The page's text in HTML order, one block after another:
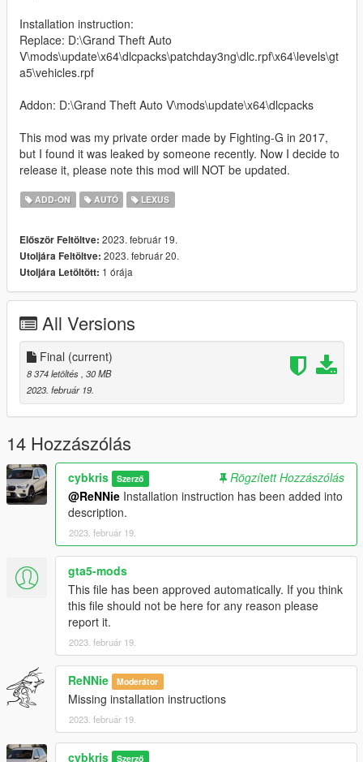
Installation instruction:
Replace: D:\Grand Theft Auto
V\mods\update\x64\dlcpacks\patchday3ng\dlc.rpf\x64\levels\gt
a5\vehicles.rpf
Addon: D:\Grand Theft Auto V\mods\update\x64\dlcpacks
This mod was my private order made by Fighting-G in 2017,
but I found it was leaked by someone recently. Now I decide to
release it, please note this mod will NOT be updated.
ADD-ON AUTÓ LEXUS
Először Feltöltve: 2023. február 19.
Utoljára Feltöltve: 2023. február 20.
Utoljára Letöltött: 1 órája
All Versions
Final (current)
8 374 letöltés , 30 MB
2023. február 19.
14 Hozzászólás
cybkris Szerző
Rögzített Hozzászólás
@ReNNie Installation instruction has been added into
description.
2023. február 19.
gta5-mods
This file has been approved automatically. If you think
this file should not be here for any reason please
report it.
2023. február 19.
ReNNie Moderátor
Missing installation instructions
2023. február 19.
cybkris Szerző